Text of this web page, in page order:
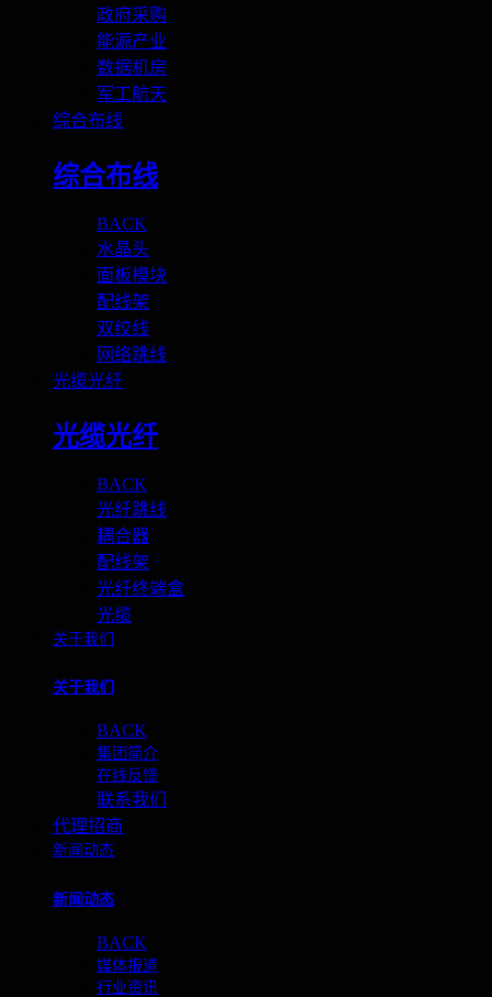
政府采购
能源产业
数据机房
军工航天
综合布线
综合布线
BACK
水晶头
面板模块
配线架
双绞线
网络跳线
光缆光纤
光缆光纤
BACK
光纤跳线
耦合器
配线架
光纤终端盒
光缆
关于我们
关于我们
BACK
集团简介
在线反馈
联系我们
代理招商
新闻动态
新闻动态
BACK
媒体报道
行业资讯